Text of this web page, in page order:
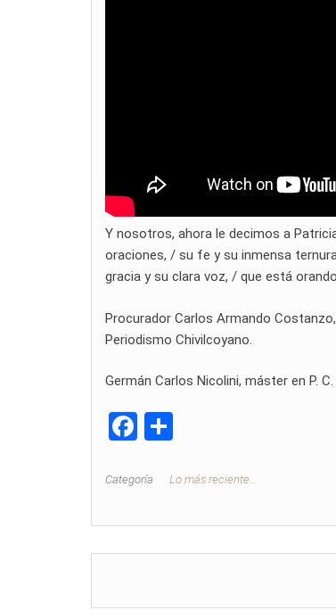
Y nosotros, ahora le decimos a
oraciones, / su fe y su inmensa
gracia y su clara voz, / que está
Procurador Carlos Armando
Periodismo Chivilcoyano.
Germán Carlos Nicolini, máster en P.
F
ce
m
Categoría Lo más reciente...